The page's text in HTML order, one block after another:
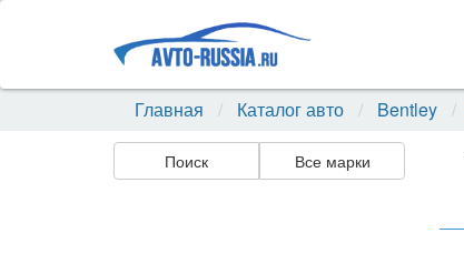
Главная Каталог авто Bentley
Поиск Все марки